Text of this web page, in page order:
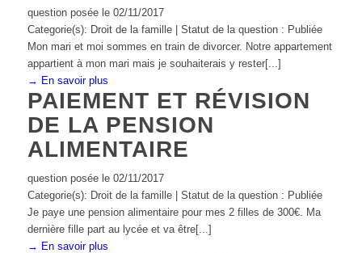
question posée le 02/11/2017
Categorie(s): Droit de la famille | Statut de la question : Publiée
Mon mari et moi sommes en train de divorcer. Notre appartement
appartient à mon mari mais je souhaiterais y rester[...]
→ En savoir plus
PAIEMENT ET RÉVISION
DE LA PENSION
ALIMENTAIRE
question posée le 02/11/2017
Categorie(s): Droit de la famille | Statut de la question : Publiée
Je paye une pension alimentaire pour mes 2 filles de 300€. Ma
dernière fille part au lycée et va être[...]
→ En savoir plus